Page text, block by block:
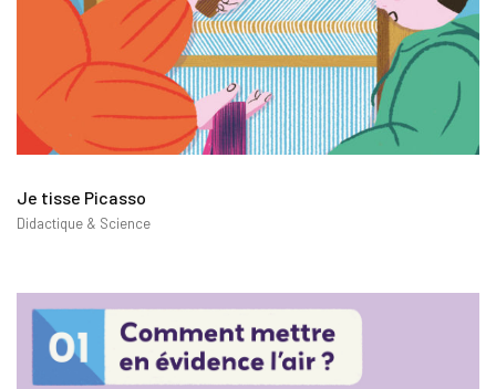
Je tisse Picasso
Didactique & Science